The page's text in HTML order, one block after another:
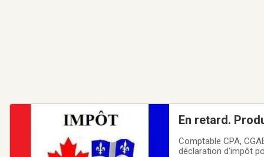
En retard.
Comptable CPA,
déclaration d’impôt